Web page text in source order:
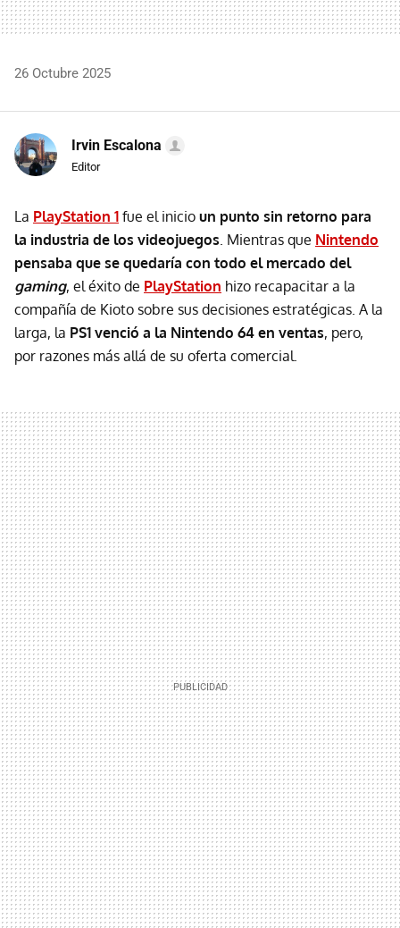
26 Octubre 2025
Irvin Escalona
Editor
La PlayStation 1 fue el inicio un punto sin retorno para
la industria de los videojuegos. Mientras que Nintendo
pensaba que se quedaría con todo el mercado del
gaming, el éxito de PlayStation hizo recapacitar a la
compañía de Kioto sobre sus decisiones estratégicas. A la
larga, la PS1 venció a la Nintendo 64 en ventas, pero,
por razones más allá de su oferta comercial.